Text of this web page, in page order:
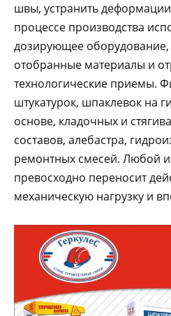
швы, устранить
процессе производства
дозирующее оборудование,
отобранные материалы и
технологические приемы.
штукатурок, шпаклевок на
основе, кладочных и
составов, алебастра,
ремонтных смесей. Любой
превосходно переносит
механическую нагрузку и